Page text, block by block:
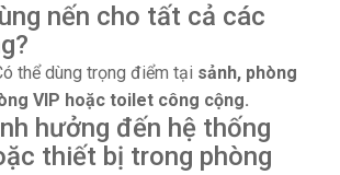
nến cho tất cả các
thể dùng trọng điểm tại sảnh, phòng
VIP hoặc toilet công cộng.
hưởng đến hệ thống
thiết bị trong phòng